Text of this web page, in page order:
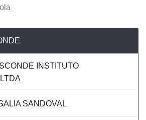
INSTITUTO
SANDOVAL